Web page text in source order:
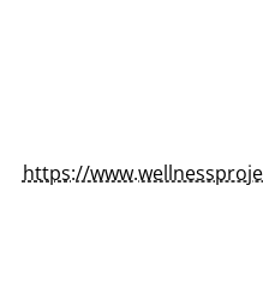
https://